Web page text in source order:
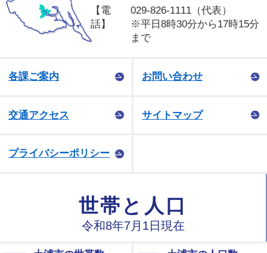
【電
話】
029-826-1111（代表）
※平日8時30分から17時15分
まで
各課ご案内 お問い合わせ
交通アクセス サイトマップ
プライバシーポリシー